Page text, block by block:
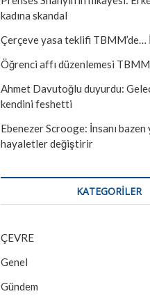
kadına skandal
Çerçeve yasa teklifi TBMM’de…
Öğrenci affı düzenlemesi
Ahmet Davutoğlu duyurdu:
kendini feshetti
Ebenezer Scrooge: İnsanı bazen
hayaletler değiştirir
KATEGORILER
ÇEVRE
Genel
Gündem